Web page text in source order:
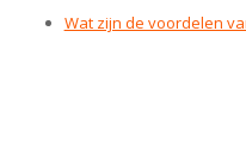
Wat zijn de voordelen